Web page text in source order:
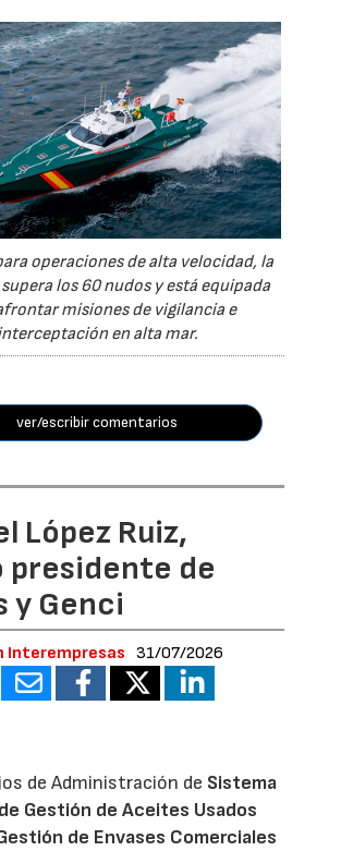
operaciones de alta velocidad, la
los 60 nudos y está equipada
misiones de vigilancia e
en alta mar.
ver/escribir comentarios
López Ruiz,
presidente de
y Genci
Interempresas 31/07/2026
de Administración de Sistema
Gestión de Aceites Usados
de Envases Comerciales